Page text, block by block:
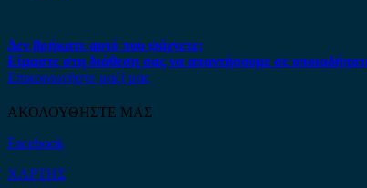
Δεν βρήκατε αυτό που ψάχνετε;
Είμαστε στη διάθεση σας να απαντήσουμε σε
Επικοινωνήστε μαζί μας
ΑΚΟΛΟΥΘΗΣΤΕ ΜΑΣ
Facebook
ΧΑΡΤΗΣ